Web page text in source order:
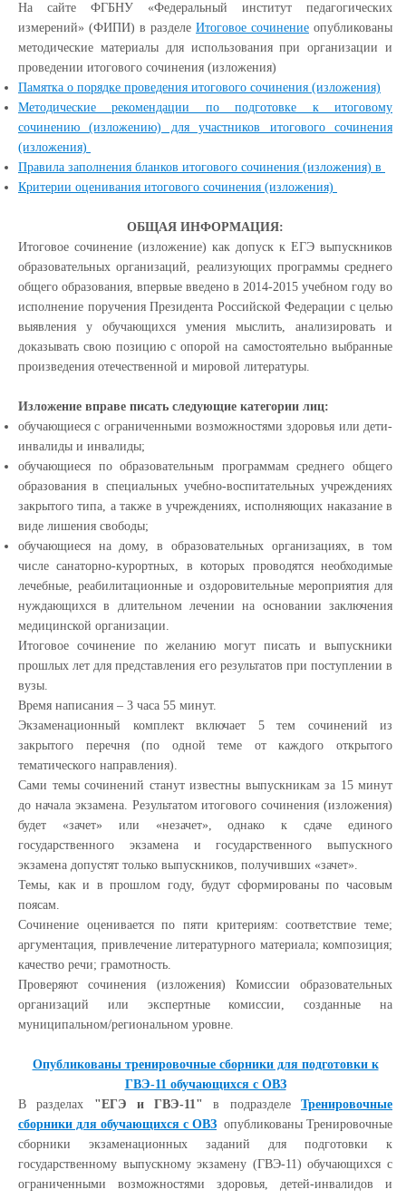
На сайте ФГБНУ «Федеральный институт педагогических
измерений» (ФИПИ) в разделе Итоговое сочинение опубликованы
методические материалы для использования при организации и
проведении итогового сочинения (изложения)
Памятка о порядке проведения итогового сочинения (изложения)
Методические рекомендации по подготовке к итоговому
сочинению (изложению) для участников итогового сочинения
(изложения)
Правила заполнения бланков итогового сочинения (изложения) в
Критерии оценивания итогового сочинения (изложения)
ОБЩАЯ ИНФОРМАЦИЯ:
Итоговое сочинение (изложение) как допуск к ЕГЭ выпускников
образовательных организаций, реализующих программы среднего
общего образования, впервые введено в 2014-2015 учебном году во
исполнение поручения Президента Российской Федерации с целью
выявления у обучающихся умения мыслить, анализировать и
доказывать свою позицию с опорой на самостоятельно выбранные
произведения отечественной и мировой литературы.
Изложение вправе писать следующие категории лиц:
обучающиеся с ограниченными возможностями здоровья или дети-
инвалиды и инвалиды;
обучающиеся по образовательным программам среднего общего
образования в специальных учебно-воспитательных учреждениях
закрытого типа, а также в учреждениях, исполняющих наказание в
виде лишения свободы;
обучающиеся на дому, в образовательных организациях, в том
числе санаторно-курортных, в которых проводятся необходимые
лечебные, реабилитационные и оздоровительные мероприятия для
нуждающихся в длительном лечении на основании заключения
медицинской организации.
Итоговое сочинение по желанию могут писать и выпускники
прошлых лет для представления его результатов при поступлении в
вузы.
Время написания – 3 часа 55 минут.
Экзаменационный комплект включает 5 тем сочинений из
закрытого перечня (по одной теме от каждого открытого
тематического направления).
Сами темы сочинений станут известны выпускникам за 15 минут
до начала экзамена. Результатом итогового сочинения (изложения)
будет «зачет» или «незачет», однако к сдаче единого
государственного экзамена и государственного выпускного
экзамена допустят только выпускников, получивших «зачет».
Темы, как и в прошлом году, будут сформированы по часовым
поясам.
Сочинение оценивается по пяти критериям: соответствие теме;
аргументация, привлечение литературного материала; композиция;
качество речи; грамотность.
Проверяют сочинения (изложения) Комиссии образовательных
организаций или экспертные комиссии, созданные на
муниципальном/региональном уровне.
Опубликованы тренировочные сборники для подготовки к
ГВЭ-11 обучающихся с ОВЗ
В разделах "ЕГЭ и ГВЭ-11" в подразделеТренировочные
сборники для обучающихся с ОВЗ опубликованы Тренировочные
сборники экзаменационных заданий для подготовки к
государственному выпускному экзамену (ГВЭ-11) обучающихся с
ограниченными возможностями здоровья, детей-инвалидов и